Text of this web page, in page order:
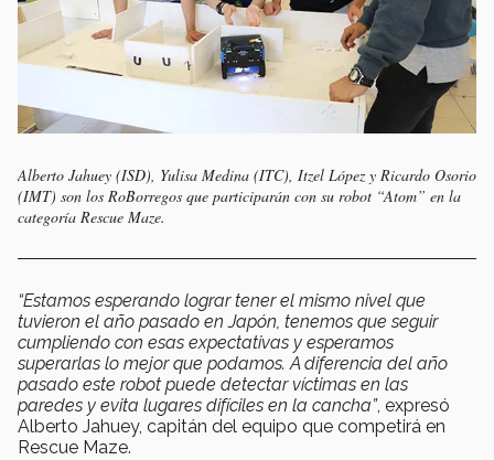
Alberto Jahuey (ISD), Yulisa Medina (ITC), Itzel López y Ricardo Osorio
(IMT) son los RoBorregos que participarán con su robot “Atom” en la
categoría Rescue Maze.
“Estamos esperando lograr tener el mismo nivel que
tuvieron el año pasado en Japón, tenemos que seguir
cumpliendo con esas expectativas y esperamos
superarlas lo mejor que podamos. A diferencia del año
pasado este robot puede detectar víctimas en las
paredes y evita lugares difíciles en la cancha”, expresó
Alberto Jahuey, capitán del equipo que competirá en
Rescue Maze.